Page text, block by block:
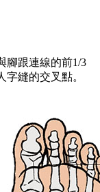
腳跟連線的前1/3
縫的交叉點。